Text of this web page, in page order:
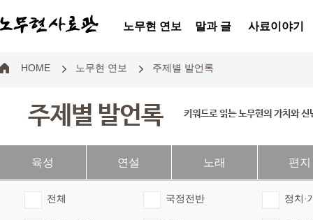
노무현 연보 말과 글 사료이야기
HOME 노무현 연보 주제별 발언록
주제별 발언록 키워드로 읽는 노무현의 가치와 신
육성 연설 노래 편지
전체 국정전반 정치·